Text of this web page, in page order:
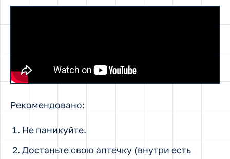
Рекомендовано:
Не паникуйте.
Достаньте свою аптечку (внутри есть